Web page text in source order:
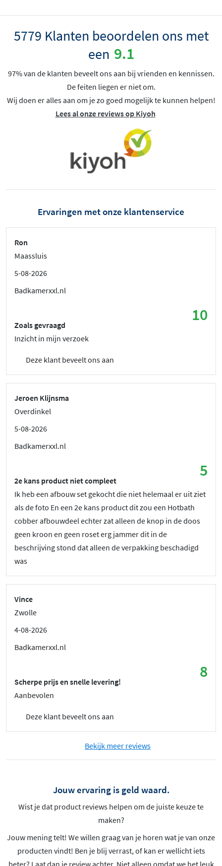
5779 Klanten beoordelen ons met
een 9.1
97% van de klanten beveelt ons aan bij vrienden en kennissen.
De feiten liegen er niet om.
Wij doen er alles aan om je zo goed mogelijk te kunnen helpen!
Lees al onze reviews op Kiyoh
Ervaringen met onze klantenservice
Ron
Maassluis
5-08-2026
Badkamerxxl.nl
10
Zoals gevraagd
Inzicht in mijn verzoek
Deze klant beveelt ons aan
Jeroen Klijnsma
Overdinkel
5-08-2026
Badkamerxxl.nl
5
2e kans product niet compleet
Ik heb een afbouw set gekocht die niet helemaal er uit ziet
als de foto En een 2e kans product dit zou een Hotbath
cobber afbouwdeel echter zat alleen de knop in de doos
geen kroon en geen roset erg jammer dit in de
beschrijving stond dat alleen de verpakking beschadigd
was
Vince
Zwolle
4-08-2026
Badkamerxxl.nl
8
Scherpe prijs en snelle levering!
Aanbevolen
Deze klant beveelt ons aan
Bekijk meer reviews
Jouw ervaring is geld waard.
Wist je dat product reviews helpen om de juiste keuze te
maken?
Jouw mening telt! We willen graag van je horen wat je van onze
producten vindt! Ben je blij verrast, of kan er wellicht iets
beter? Laat dan je review achter. Niet alleen omdat we het leuk